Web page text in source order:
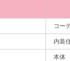
コー
内装
本体